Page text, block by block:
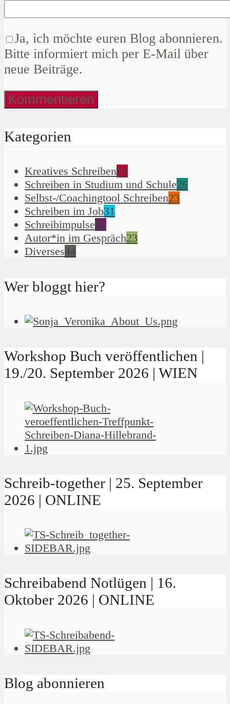
Ja, ich möchte euren Blog abonnieren.
Bitte informiert mich per E-Mail über
neue Beiträge.
Kategorien
Kreatives Schreiben90
Schreiben in Studium und Schule26
Selbst-/Coachingtool Schreiben23
Schreiben im Job31
Schreibimpulse51
Autor*in im Gespräch23
Diverses44
Wer bloggt hier?
Workshop Buch veröffentlichen |
19./20. September 2026 | WIEN
Schreib-together | 25. September
2026 | ONLINE
Schreibabend Notlügen | 16.
Oktober 2026 | ONLINE
Blog abonnieren